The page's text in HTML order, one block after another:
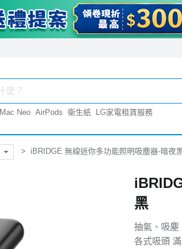
Mac Neo AirPods 衛生紙 LG家電租賃服務
iBRIDGE 無線迷你多功能照明吸塵器-暗夜
黑
抽氣、吸塵
各式吸頭